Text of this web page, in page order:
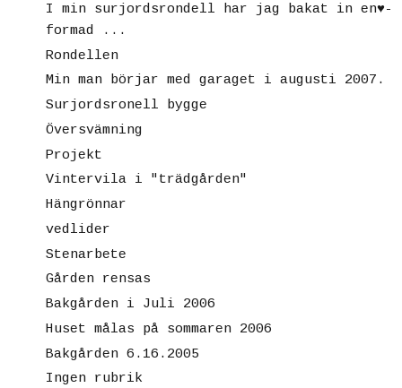
I min surjordsrondell har jag bakat in en♥-
formad ...
Rondellen
Min man börjar med garaget i augusti 2007.
Surjordsronell bygge
Översvämning
Projekt
Vintervila i "trädgården"
Hängrönnar
vedlider
Stenarbete
Gården rensas
Bakgården i Juli 2006
Huset målas på sommaren 2006
Bakgården 6.16.2005
Ingen rubrik